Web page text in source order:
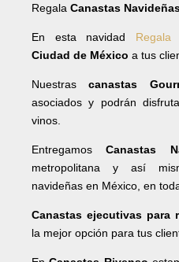
Regala Canastas
En esta navidad Regala
Ciudad de México a tus
Nuestrascanastas
asociados y podrán
vinos.
EntregamosCanastas
metropolitana y así
navideñas en México, en
Canastas ejecutivas para
la mejor opción para tus